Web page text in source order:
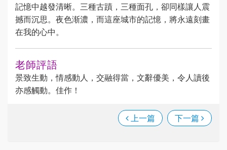
記憶中越發清晰。三種古蹟，三種面孔，卻同樣讓人震
撼而沉思。夜色渐濃，而這座城市的記憶，將永遠刻畫
在我的心中。
老師評語
景致生動，情感動人，交融得當，文辭優美，令人讀後
亦感觸動。佳作！
上一篇 下一篇